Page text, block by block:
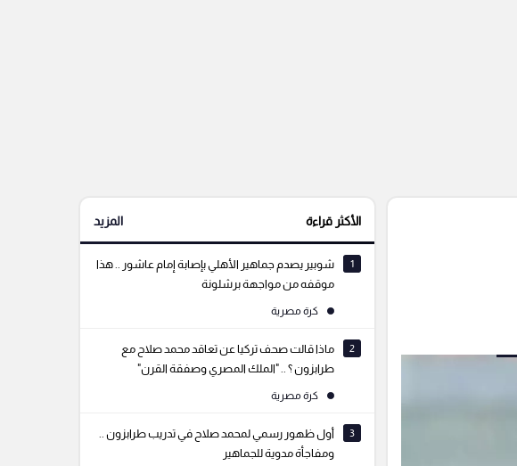
الأكثر قراءة المزيد
1
شوبير يصدم جماهير الأهلي بإصابة إمام عاشور .. هذا
موقفه من مواجهة برشلونة
كرة مصرية
2
ماذا قالت صحف تركيا عن تعاقد محمد صلاح مع
طرابزون ؟ .. "الملك المصري وصفقة القرن"
كرة مصرية
3
أول ظهور رسمي لمحمد صلاح في تدريب طرابزون ..
ومفاجأة مدوية للجماهير